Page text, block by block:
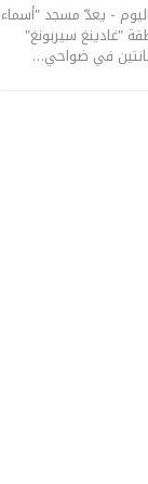
اليوم - يعدّ مسجد "أسماء
"غادينغ سيربونغ"
في ضواحي…